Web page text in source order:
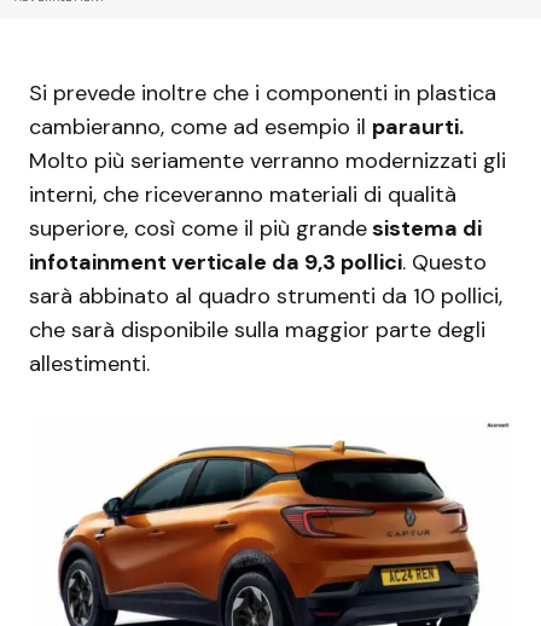
Si prevede inoltre che i componenti in plastica
cambieranno, come ad esempio il paraurti.
Molto più seriamente verranno modernizzati gli
interni, che riceveranno materiali di qualità
superiore, così come il più grandesistema di
infotainment verticale da 9,3 pollici. Questo
sarà abbinato al quadro strumenti da 10 pollici,
che sarà disponibile sulla maggior parte degli
allestimenti.